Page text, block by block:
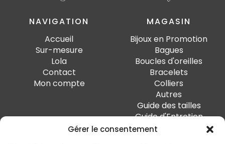
Gérer le consentement
NAVIGATION
Accueil
Sur-mesure
Lola
Contact
Mon compte
MAGASIN
Bijoux en Promotion
Bagues
Boucles d'oreilles
Bracelets
Colliers
Autres
Guide des tailles
Guide d'Entretien